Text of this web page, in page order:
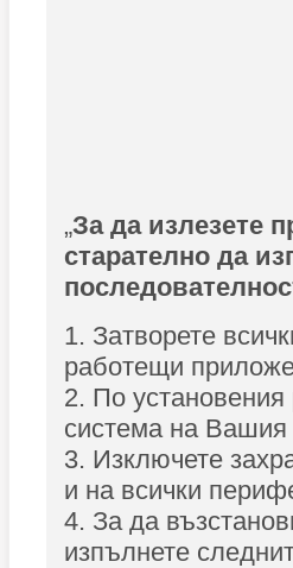
„За да излезете
старателно да
1. Затворете
работещи
2. По установения
система на
3. Изключете
и на всички
4. За да
изпълнете